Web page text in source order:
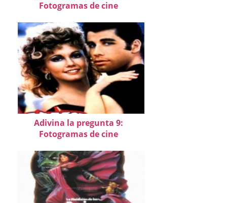
Fotogramas de cine
Adivina la pregunta 9:
Fotogramas de cine